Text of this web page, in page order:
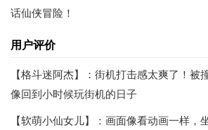
话仙侠冒险！
用户评价
【格斗迷阿杰】：街机打击感太爽了！被
像回到小时候玩街机的日子
【软萌小仙女儿】：画面像看动画一样，